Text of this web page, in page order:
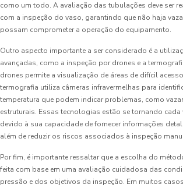
como um todo. A avaliação das tubulações deve ser
com a inspeção do vaso, garantindo que não haja
possam comprometer a operação do equipamento.
Outro aspecto importante a ser considerado é a
avançadas, como a inspeção por drones e a
drones permite a visualização de áreas de difícil
termografia utiliza câmeras infravermelhas para
temperatura que podem indicar problemas, como
estruturais. Essas tecnologias estão se tornando
devido à sua capacidade de fornecer informações
além de reduzir os riscos associados à inspeção
Por fim, é importante ressaltar que a escolha do
feita com base em uma avaliação cuidadosa das
pressão e dos objetivos da inspeção. Em muitos